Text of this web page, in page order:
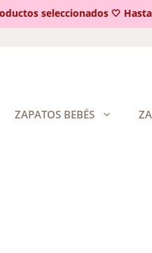
seleccionados 🤍 Hasta
ZAPATOS BEBÉS